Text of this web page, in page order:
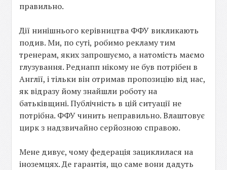
правильно.
Дії нинішнього керівництва ФФУ викликають
подив. Ми, по суті, робимо рекламу тим
тренерам, яких запрошуємо, а натомість маємо
глузування. Реднапп нікому не був потрібен в
Англії, і тільки він отримав пропозицію від нас,
як відразу йому знайшли роботу на
батьківщині. Публічність в цій ситуації не
потрібна. ФФУ чинить неправильно. Влаштовує
цирк з надзвичайно серйозною справою.
Мене дивує, чому федерація зациклилася на
іноземцях. Де гарантія, що саме вони дадуть